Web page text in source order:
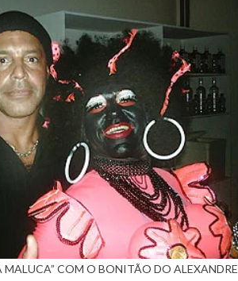
MALUCA” COM O BONITÃO DO ALEXANDRE